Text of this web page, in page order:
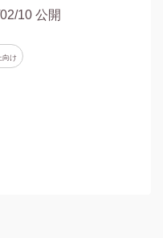
10 公開
向け